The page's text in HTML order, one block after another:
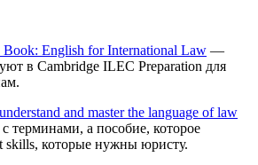
English for International Law —
в Cambridge ILEC Preparation для
and master the language of law
терминами, а пособие, которое
skills, которые нужны юристу.